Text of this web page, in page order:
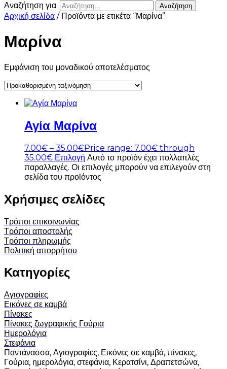
Αναζήτηση για:
Αρχική σελίδα / Προϊόντα με ετικέτα “Μαρίνα”
Μαρίνα
Εμφάνιση του μοναδικού αποτελέσματος
Αγία Μαρίνα
7.00€ – 35.00€Price range: 7.00€ through
35.00€ Επιλογή Αυτό το προϊόν έχει πολλαπλές
παραλλαγές. Οι επιλογές μπορούν να επιλεγούν στη
σελίδα του προϊόντος
Χρήσιμες σελίδες
Τρόποι επικοινωνίας
Τρόποι αποστολής
Τρόποι πληρωμής
Πολιτική απορρήτου
Κατηγορίες
Αγιογραφίες
Εικόνες σε καμβά
Πίνακες
Πίνακες ζωγραφικής Γούρια
Ημερολόγια
Στεφάνια
Παντάνασσα, Αγιογραφίες, Εικόνες σε καμβά, πίνακες,
Γούρια, ημερολόγια, στεφάνια, Κερατσίνι, Δραπετσώνα,